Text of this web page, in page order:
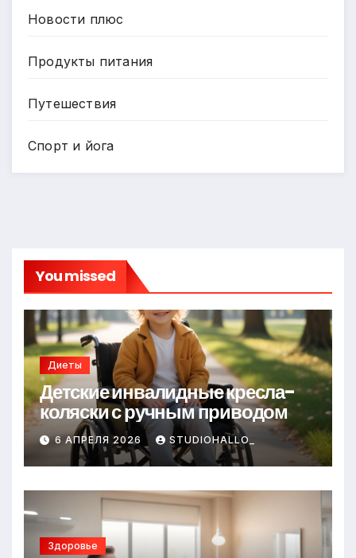
Новости плюс
Продукты питания
Путешествия
Спорт и йога
You missed
Диеты
Детские инвалидные кресла-
коляски с ручным приводом
6 АПРЕЛЯ 2026 STUDIOHALLO_
Здоровье